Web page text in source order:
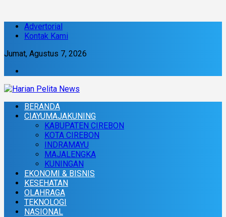
Advertorial
Kontak Kami
Jumat, Agustus 7, 2026
BERANDA
CIAYUMAJAKUNING
KABUPATEN CIREBON
KOTA CIREBON
INDRAMAYU
MAJALENGKA
KUNINGAN
EKONOMI & BISNIS
KESEHATAN
OLAHRAGA
TEKNOLOGI
NASIONAL